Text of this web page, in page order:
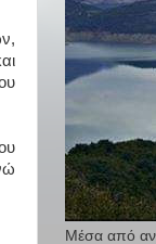
Μέσα από